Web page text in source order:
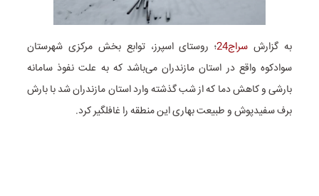
به گزارش سراج24
؛ روستای اسپرز، توابع بخش مرکزی شهرستان
سوادکوه واقع در استان مازندران می‌باشد که به علت نفوذ سامانه
بارشی و کاهش دما که از شب گذشته وارد استان مازندران شد با بارش
برف سفیدپوش و طبیعت بهاری این منطقه را غافلگیر کرد.